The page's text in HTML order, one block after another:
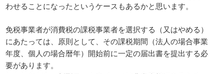
わせることになったというケースもあるかと思います。
免税事業者が消費税の課税事業者を選択する（又はやめる）
にあたっては、原則として、その課税期間（法人の場合事業
年度、個人の場合暦年）開始前に一定の届出書を提出する必
要があります。